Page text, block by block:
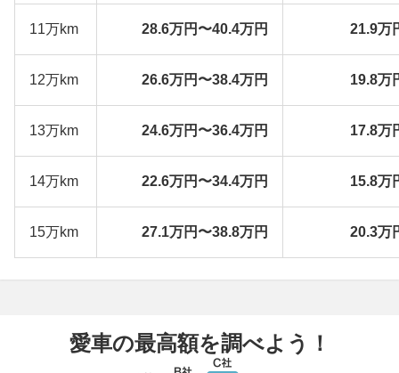
11万km 28.6万円〜40.4万円 21.9万
12万km 26.6万円〜38.4万円 19.8万
13万km 24.6万円〜36.4万円 17.8万
14万km 22.6万円〜34.4万円 15.8万
15万km 27.1万円〜38.8万円 20.3万
愛車の最高額を調べよう！